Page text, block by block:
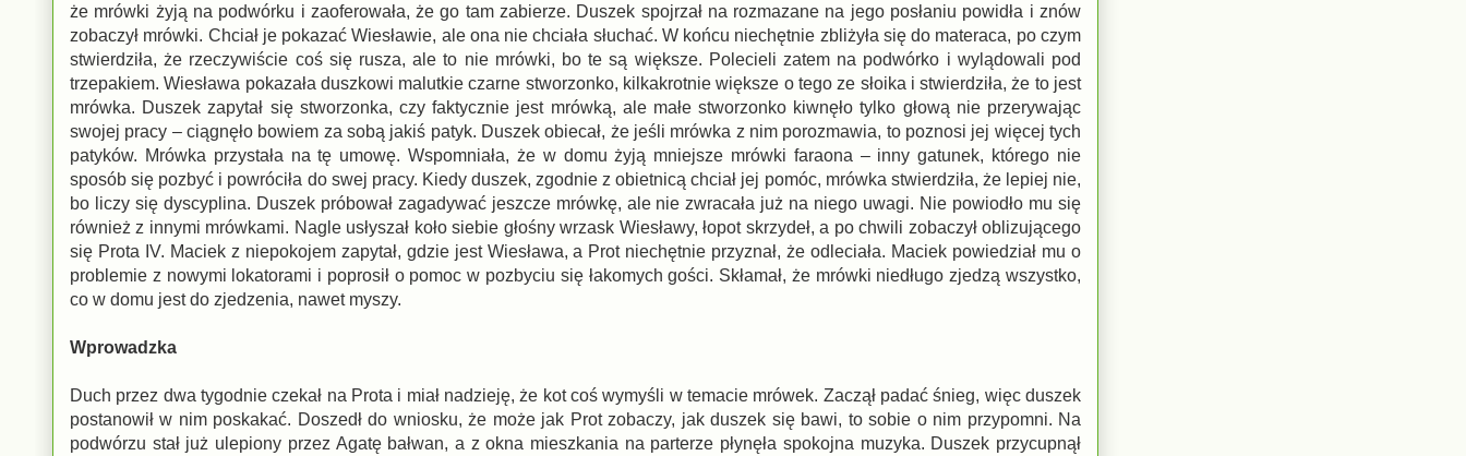
że mrówki żyją na podwórku i zaoferowała, że go tam zabierze. Duszek spojrzał na rozmazane na jego posłaniu powidła i znów
zobaczył mrówki. Chciał je pokazać Wiesławie, ale ona nie chciała słuchać. W końcu niechętnie zbliżyła się do materaca, po czym
stwierdziła, że rzeczywiście coś się rusza, ale to nie mrówki, bo te są większe. Polecieli zatem na podwórko i wylądowali pod
trzepakiem. Wiesława pokazała duszkowi malutkie czarne stworzonko, kilkakrotnie większe o tego ze słoika i stwierdziła, że to jest
mrówka. Duszek zapytał się stworzonka, czy faktycznie jest mrówką, ale małe stworzonko kiwnęło tylko głową nie przerywając
swojej pracy – ciągnęło bowiem za sobą jakiś patyk. Duszek obiecał, że jeśli mrówka z nim porozmawia, to poznosi jej więcej tych
patyków. Mrówka przystała na tę umowę. Wspomniała, że w domu żyją mniejsze mrówki faraona – inny gatunek, którego nie
sposób się pozbyć i powróciła do swej pracy. Kiedy duszek, zgodnie z obietnicą chciał jej pomóc, mrówka stwierdziła, że lepiej nie,
bo liczy się dyscyplina. Duszek próbował zagadywać jeszcze mrówkę, ale nie zwracała już na niego uwagi. Nie powiodło mu się
również z innymi mrówkami. Nagle usłyszał koło siebie głośny wrzask Wiesławy, łopot skrzydeł, a po chwili zobaczył oblizującego
się Prota IV. Maciek z niepokojem zapytał, gdzie jest Wiesława, a Prot niechętnie przyznał, że odleciała. Maciek powiedział mu o
problemie z nowymi lokatorami i poprosił o pomoc w pozbyciu się łakomych gości. Skłamał, że mrówki niedługo zjedzą wszystko,
co w domu jest do zjedzenia, nawet myszy.
Wprowadzka
Duch przez dwa tygodnie czekał na Prota i miał nadzieję, że kot coś wymyśli w temacie mrówek. Zaczął padać śnieg, więc duszek
postanowił w nim poskakać. Doszedł do wniosku, że może jak Prot zobaczy, jak duszek się bawi, to sobie o nim przypomni. Na
podwórzu stał już ulepiony przez Agatę bałwan, a z okna mieszkania na parterze płynęła spokojna muzyka. Duszek przycupnął